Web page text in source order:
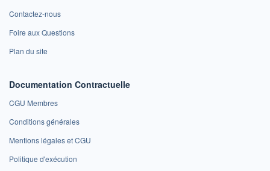
Contactez-nous
Foire aux Questions
Plan du site
Documentation Contractuelle
CGU Membres
Conditions générales
Mentions légales et CGU
Politique d'exécution